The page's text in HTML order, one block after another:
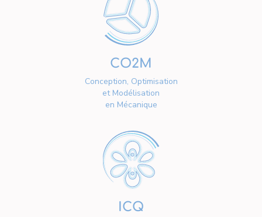
CO2M
Conception, Optimisation
et Modélisation
en Mécanique
ICQ